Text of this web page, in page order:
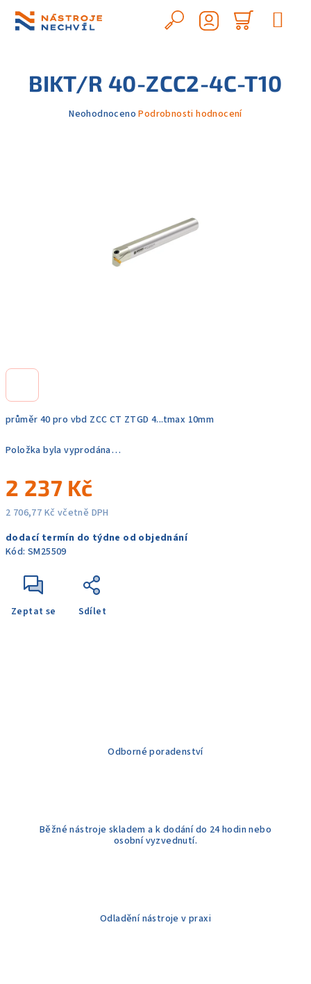
obsah
Hledat
košík
průměr 40 pro vbd ZCC CT ZTGD 4...tmax 10mm
Položka byla vyprodána…
2 237 Kč
2 706,77 Kč včetně DPH
cena:
dodací termín do týdne od objednání
Kód: SM25509
Zeptat se Sdílet
BIKT/R 40-ZCC2-4C-T10
Průměrné
Neohodnoceno Podrobnosti hodnocení
Odborné poradenství
Běžné nástroje skladem a k dodání do 24 hodin nebo
osobní vyzvednutí.
Odladění nástroje v praxi